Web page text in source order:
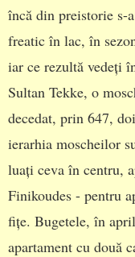
încă din preistorie s-
freatic în lac, în
iar ce rezultă vedeți
Sultan Tekke, o
decedat, prin 647,
ierarhia moscheilor
luați ceva în centru,
Finikoudes - pentru
fițe. Bugetele, în
apartament cu două